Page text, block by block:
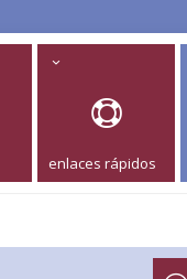
enlaces rápidos